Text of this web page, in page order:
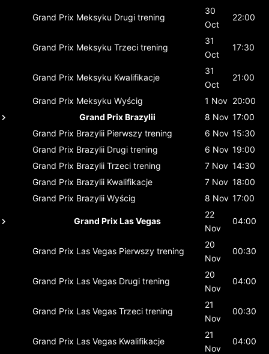
Grand Prix Meksyku Drugi trening
30
Oct
22:00
Grand Prix Meksyku Trzeci trening
31
Oct
17:30
Grand Prix Meksyku Kwalifikacje
31
Oct
21:00
Grand Prix Meksyku Wyścig 1 Nov 20:00
Grand Prix Brazylii
8 Nov 17:00
Grand Prix Brazylii Pierwszy trening 6 Nov 15:30
Grand Prix Brazylii Drugi trening 6 Nov 19:00
Grand Prix Brazylii Trzeci trening 7 Nov 14:30
Grand Prix Brazylii Kwalifikacje 7 Nov 18:00
Grand Prix Brazylii Wyścig 8 Nov 17:00
Grand Prix Las Vegas
22
Nov
04:00
Grand Prix Las Vegas Pierwszy trening
20
Nov
00:30
Grand Prix Las Vegas Drugi trening
20
Nov
04:00
Grand Prix Las Vegas Trzeci trening
21
Nov
00:30
Grand Prix Las Vegas Kwalifikacje
21
Nov
04:00